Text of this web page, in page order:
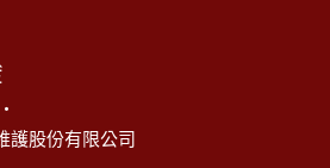
護股份有限公司